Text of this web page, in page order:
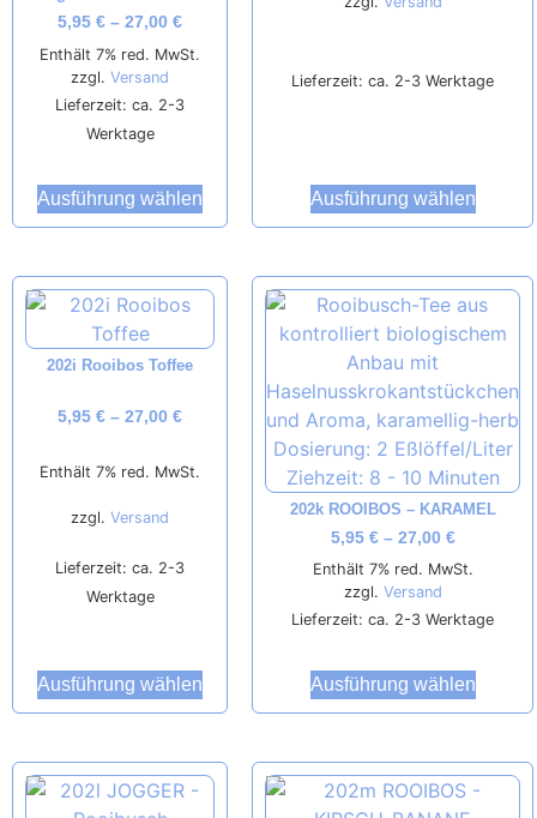
5,95 € – 27,00 €
Enthält 7% red. MwSt.
zzgl. Versand
Lieferzeit: ca. 2-3
Werktage
Ausführung wählen
Lieferzeit: ca. 2-3 Werktage
Ausführung wählen
202i Rooibos Toffee
5,95 € – 27,00 €
Enthält 7% red. MwSt.
zzgl. Versand
Lieferzeit: ca. 2-3
Werktage
Ausführung wählen
202k ROOIBOS – KARAMEL
5,95 € – 27,00 €
Enthält 7% red. MwSt.
zzgl. Versand
Lieferzeit: ca. 2-3 Werktage
Ausführung wählen